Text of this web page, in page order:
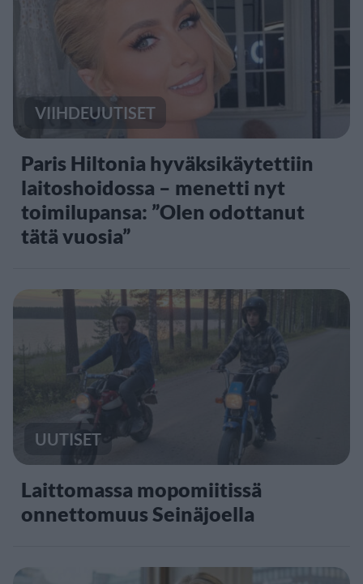
VIIHDEUUTISET
Paris Hiltonia hyväksikäytettiin
laitoshoidossa – menetti nyt
toimilupansa: ”Olen odottanut
tätä vuosia”
UUTISET
Laittomassa mopomiitissä
onnettomuus Seinäjoella